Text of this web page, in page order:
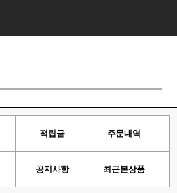
적립금 주문내역
공지사항 최근본상품